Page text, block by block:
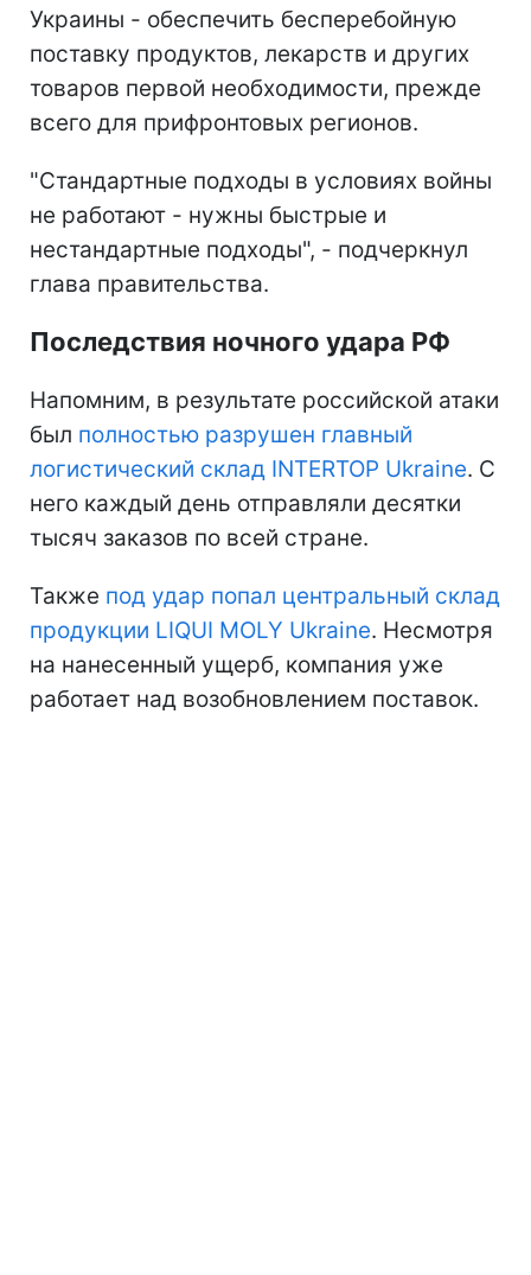
Украины - обеспечить бесперебойную
поставку продуктов, лекарств и других
товаров первой необходимости, прежде
всего для прифронтовых регионов.
"Стандартные подходы в условиях войны
не работают - нужны быстрые и
нестандартные подходы", - подчеркнул
глава правительства.
Последствия ночного удара РФ
Напомним, в результате российской атаки
был полностью разрушен главный
логистический склад INTERTOP Ukraine. С
него каждый день отправляли десятки
тысяч заказов по всей стране.
Также под удар попал центральный склад
продукции LIQUI MOLY Ukraine. Несмотря
на нанесенный ущерб, компания уже
работает над возобновлением поставок.